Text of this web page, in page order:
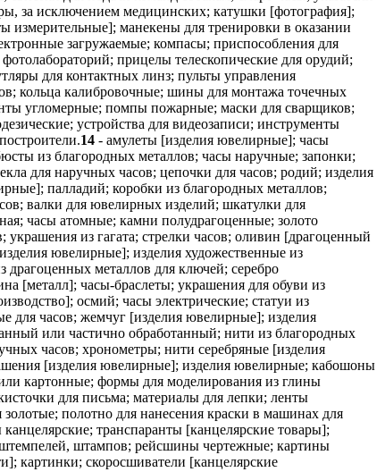
14 - амулеты [изделия ювелирные]; часы
из благородных металлов; часы наручные; запонки;
для наручных часов; цепочки для часов; родий; изделия
палладий; коробки из благородных металлов;
валки для ювелирных изделий; шкатулки для
часы атомные; камни полудрагоценные; золото
из гагата; стрелки часов; оливин [драгоценный
ювелирные]; изделия художественные из
металлов для ключей; серебро
[металл]; часы-браслеты; украшения для обуви из
осмий; часы электрические; статуи из
для часов; жемчуг [изделия ювелирные]; изделия
или частично обработанный; нити из благородных
часов; хронометры; нити серебряные [изделия
[изделия ювелирные]; изделия ювелирные; кабошоны
картонные; формы для моделирования из глины
для письма; материалы для лепки; ленты
полотно для нанесения краски в машинах для
транспаранты [канцелярские товары];
штемпелей, штампов; рейсшины чертежные; картины
картинки; скоросшиватели [канцелярские